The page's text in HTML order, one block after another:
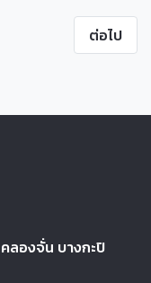
ต่อไป
คลองจั่น บางกะปิ